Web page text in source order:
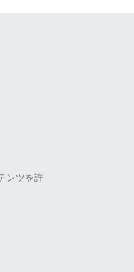
ンツを許